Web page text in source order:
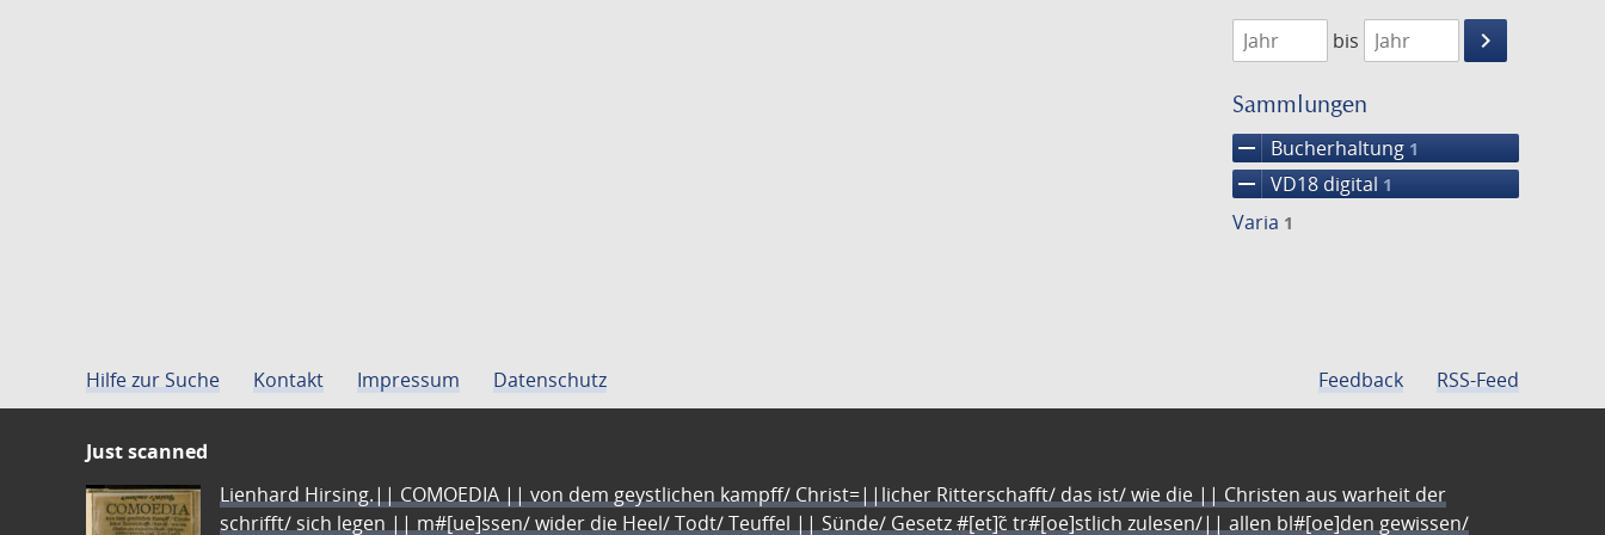
1782
1783
bis
keyboard_arrow_right
Suche
Sammlungen
remove Bucherhaltung 1
remove VD18 digital 1
Varia 1
Hilfe zur Suche Kontakt Impressum Datenschutz Feedback RSS-Feed
Just scanned
Lienhard Hirsing.|| COMOEDIA || von dem geystlichen kampff/ Christ=||licher Ritterschafft/ das ist/ wie die || Christen aus warheit der
schrifft/ sich legen || m#[ue]ssen/ wider die Heel/ Todt/ Teuffel || Sünde/ Gesetz #[et]c̃ tr#[oe]stlich zulesen/|| allen bl#[oe]den gewissen/